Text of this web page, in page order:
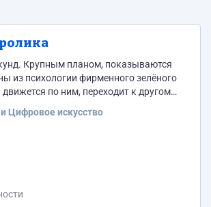
из психологии фирменного зелёного
во вложении. Камера
логотип (во вложении) с
уходит в левую часть экрана, в
видео спикера. Снизу по
Цифровое искусство